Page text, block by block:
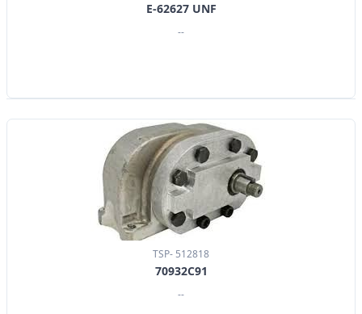
E-62627 UNF
--
TSP- 512818
70932C91
--